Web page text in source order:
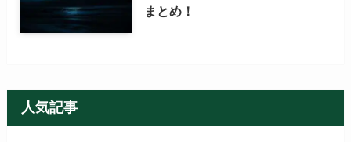
まとめ！
人気記事